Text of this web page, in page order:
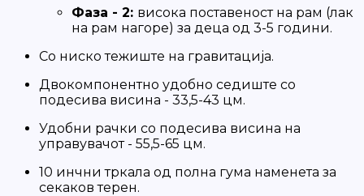
Фаза - 2: висока поставеност на рам (лак
на рам нагоре) за деца од 3-5 години.
Со ниско тежиште на гравитација.
Двокомпонентно удобно седиште со
подесива висина - 33,5-43 цм.
Удобни рачки со подесива висина на
управувачот - 55,5-65 цм.
10 инчни тркала од полна гума наменета за
секаков терен.